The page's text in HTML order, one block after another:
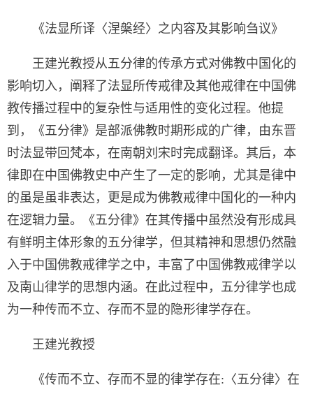
《法显所译〈涅槃经〉之内容及其影响刍议》
王建光教授从五分律的传承方式对佛教中国化的
影响切入，阐释了法显所传戒律及其他戒律在中国佛
教传播过程中的复杂性与适用性的变化过程。他提
到，《五分律》是部派佛教时期形成的广律，由东晋
时法显带回梵本，在南朝刘宋时完成翻译。其后，本
律即在中国佛教史中产生了一定的影响，尤其是律中
的虽是虽非表达，更是成为佛教戒律中国化的一种内
在逻辑力量。《五分律》在其传播中虽然没有形成具
有鲜明主体形象的五分律学，但其精神和思想仍然融
入于中国佛教戒律学之中，丰富了中国佛教戒律学以
及南山律学的思想内涵。在此过程中，五分律学也成
为一种传而不立、存而不显的隐形律学存在。
王建光教授
《传而不立、存而不显的律学存在:〈五分律〉在